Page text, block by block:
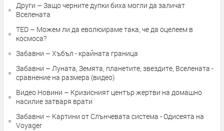
Други – Защо черните дупки биха могли да заличат
Вселената
TED – Можем ли да еволюираме така, че да оцелеем в
космоса?
Забавни – Хъбъл - крайната граница
Забавни – Луната, Земята, планетите, звездите, Вселената -
сравнение на размера (видео)
Видео Новини – Кризисният център жертви на домашно
насилие затваря врати
Забавни – Картини от Слънчевата система - Одисеята на
Voyager